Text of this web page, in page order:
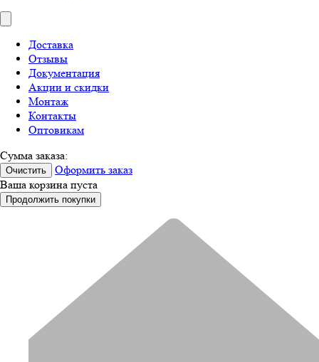
Доставка
Отзывы
Документация
Акции и скидки
Монтаж
Контакты
Оптовикам
Сумма заказа:
Очистить
Оформить заказ
Ваша корзина пуста
Продолжить покупки